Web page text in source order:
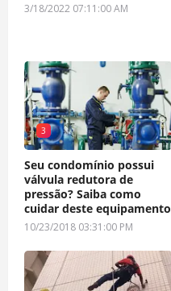
3/18/2022 07:11:00 AM
3
Seu condomínio possui
válvula redutora de
pressão? Saiba como
cuidar deste equipamento
10/23/2018 03:31:00 PM